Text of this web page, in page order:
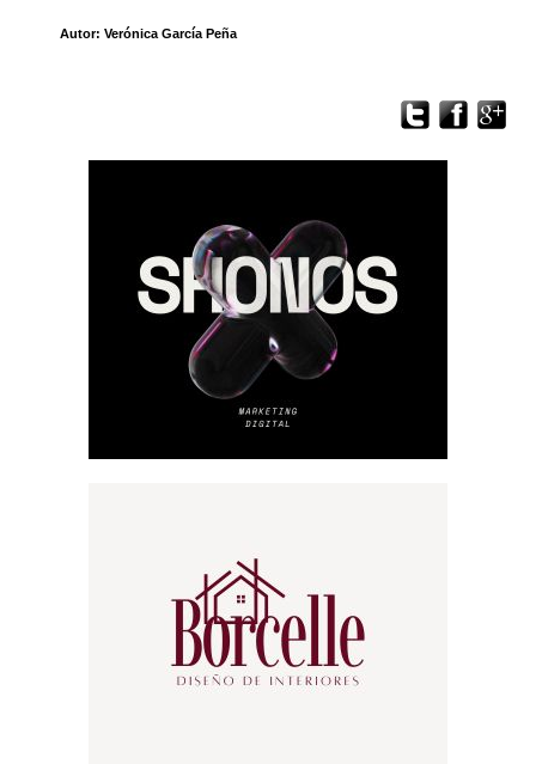
Autor: Verónica García Peña